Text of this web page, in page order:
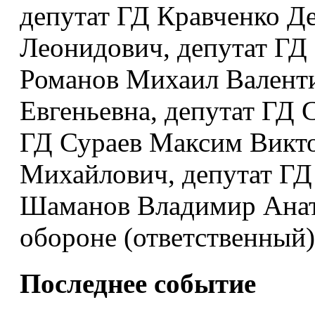
депутат ГД Кравченко
Леонидович, депутат
Романов Михаил
Евгеньевна, депутат
ГД Сураев Максим
Михайлович, депутат
Шаманов Владимир
обороне
Последнее событие